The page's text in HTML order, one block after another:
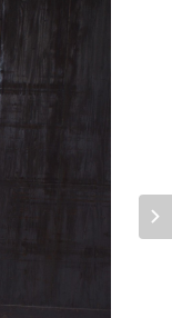
バッ
ンメ